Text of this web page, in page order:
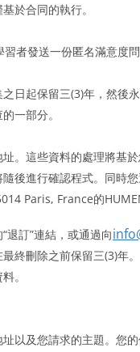
於合同的執行。
者發送一份匿名滿意度問
日起保留三(3)年，然後永
一部分。
。這些資料的處理將基
後進行確認程式。同時您
Paris, France的
退訂”連結，或通過向
終刪除之前保留三(3)年。
。
以及您請求的主題。您